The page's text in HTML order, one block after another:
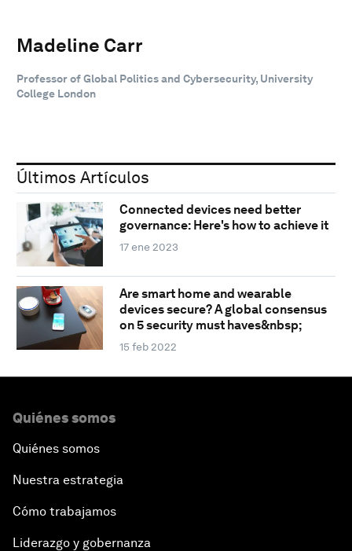
Madeline Carr
Professor of Global Politics and Cybersecurity, University
College London
Últimos Artículos
Connected devices need better
governance: Here's how to achieve it
17 ene 2023
Are smart home and wearable
devices secure? A global consensus
on 5 security must haves&nbsp;
15 feb 2022
Quiénes somos
Quiénes somos
Nuestra estrategia
Cómo trabajamos
Liderazgo y gobernanza